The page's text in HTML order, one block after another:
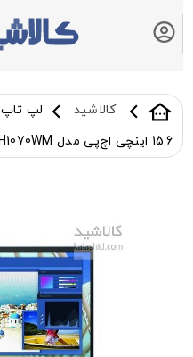
کالاشید لپ تاپ
15.6 اینچی اچ‌پی مدل Pavilion 15-EH1070WM